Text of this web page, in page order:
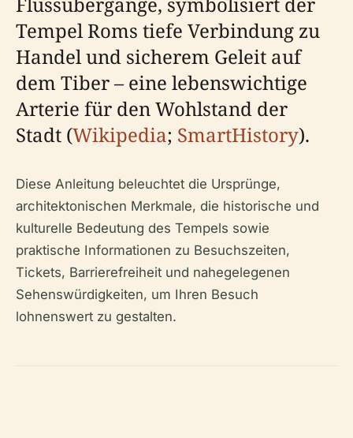
Tempel Roms tiefe Verbindung zu
Handel und sicherem Geleit auf
dem Tiber – eine lebenswichtige
Arterie für den Wohlstand der
Stadt (Wikipedia; SmartHistory).
Diese Anleitung beleuchtet die Ursprünge,
architektonischen Merkmale, die historische und
kulturelle Bedeutung des Tempels sowie
praktische Informationen zu Besuchszeiten,
Tickets, Barrierefreiheit und nahegelegenen
Sehenswürdigkeiten, um Ihren Besuch
lohnenswert zu gestalten.